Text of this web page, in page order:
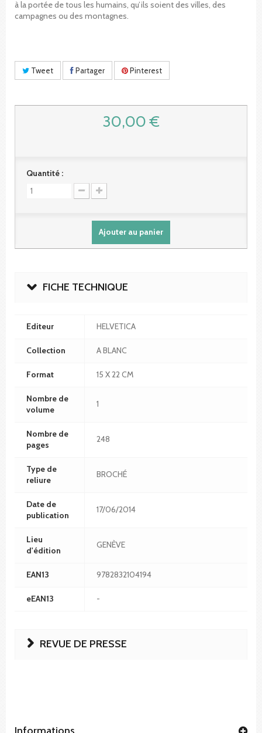
à la portée de tous les humains, qu’ils soient des villes, des
campagnes ou des montagnes.
Tweet Partager Pinterest
30,00 €
Quantité :
Ajouter au panier
FICHE TECHNIQUE
Editeur HELVETICA
Collection A BLANC
Format 15 X 22 CM
Nombre de
volume
1
Nombre de
pages
248
Type de
reliure
BROCHÉ
Date de
publication
17/06/2014
Lieu
d'édition
GENÈVE
EAN13 9782832104194
eEAN13 -
REVUE DE PRESSE